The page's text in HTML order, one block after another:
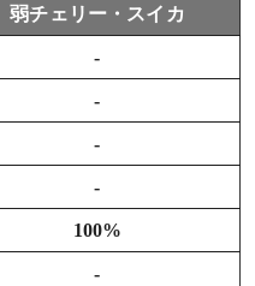
弱チェリー・スイカ
-
-
-
-
100%
-